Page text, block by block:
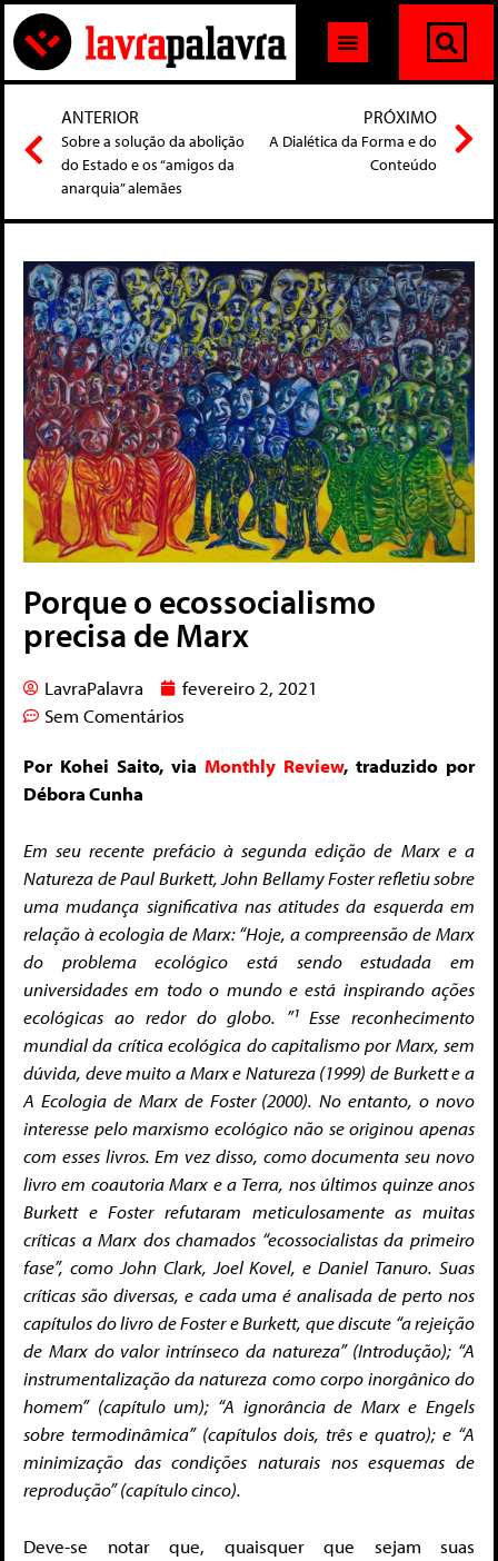
ANTERIOR
Sobre a solução da abolição
do Estado e os “amigos da
anarquia” alemães
PRÓXIMO
A Dialética da Forma e do
Conteúdo
Porque o ecossocialismo
precisa de Marx
LavraPalavra
fevereiro 2, 2021
Sem Comentários
Por Kohei Saito, via Monthly Review, traduzido por
Débora Cunha
Em seu recente prefácio à segunda edição de Marx e a
Natureza de Paul Burkett, John Bellamy Foster refletiu sobre
uma mudança significativa nas atitudes da esquerda em
relação à ecologia de Marx: “Hoje, a compreensão de Marx
do problema ecológico está sendo estudada em
universidades em todo o mundo e está inspirando ações
ecológicas ao redor do globo. ”¹ Esse reconhecimento
mundial da crítica ecológica do capitalismo por Marx, sem
dúvida, deve muito a Marx e Natureza (1999) de Burkett e a
A Ecologia de Marx de Foster (2000). No entanto, o novo
interesse pelo marxismo ecológico não se originou apenas
com esses livros. Em vez disso, como documenta seu novo
livro em coautoria Marx e a Terra, nos últimos quinze anos
Burkett e Foster refutaram meticulosamente as muitas
críticas a Marx dos chamados “ecossocialistas da primeiro
fase”, como John Clark, Joel Kovel, e Daniel Tanuro. Suas
críticas são diversas, e cada uma é analisada de perto nos
capítulos do livro de Foster e Burkett, que discute “a rejeição
de Marx do valor intrínseco da natureza” (Introdução); “A
instrumentalização da natureza como corpo inorgânico do
homem” (capítulo um); “A ignorância de Marx e Engels
sobre termodinâmica” (capítulos dois, três e quatro); e “A
minimização das condições naturais nos esquemas de
reprodução” (capítulo cinco).
Deve-se notar que, quaisquer que sejam suas